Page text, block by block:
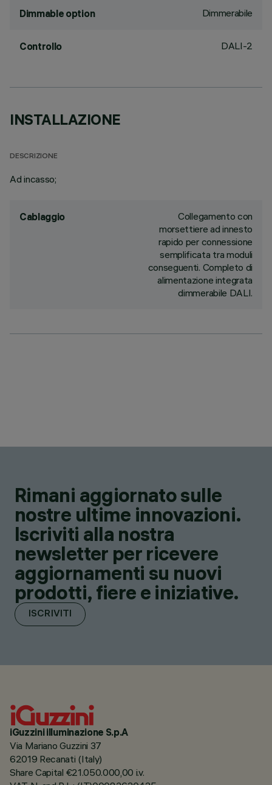
Dimmable option Dimmerabile
Controllo DALI-2
INSTALLAZIONE
DESCRIZIONE
Ad incasso;
Cablaggio
Collegamento con
morsettiere ad innesto
rapido per connessione
semplificata tra moduli
conseguenti. Completo di
alimentazione integrata
dimmerabile DALI.
Rimani aggiornato sulle
nostre ultime innovazioni.
Iscriviti alla nostra
newsletter per ricevere
aggiornamenti su nuovi
prodotti, fiere e iniziative.
ISCRIVITI
iGuzzini illuminazione S.p.A
Via Mariano Guzzini 37
62019 Recanati (Italy)
Share Capital €21.050.000,00 i.v.